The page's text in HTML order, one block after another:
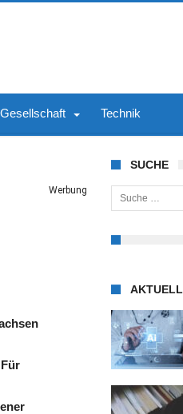
Gesellschaft Technik
Werbung
SUCHE
Suche nach:
AKTUELL